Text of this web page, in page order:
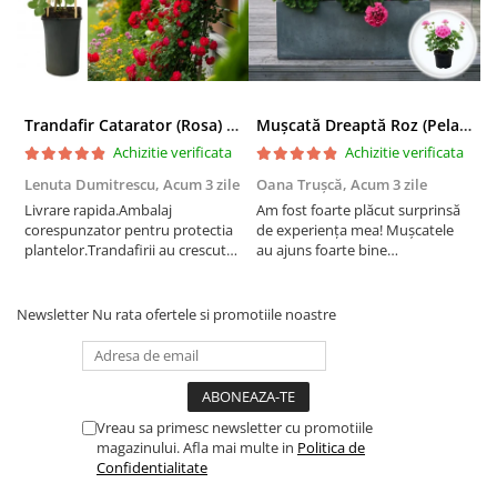
Trandafir Catarator (Rosa) Red Climber - 75cm
Achizitie verificata
Lenuta Dumitrescu, Acum 3 zile
Livrare rapida.Ambalaj
corespunzator pentru protectia
plantelor.Trandafirii au crescut
Mușcată Dreaptă Roz (Pelargonium Zonale)
Achizitie verificata
Oana Trușcă, Acum 3 zile
Am fost foarte plăcut surprinsă
de experiența mea! Mușcatele
au ajuns foarte bine
transportului. Se vede că au fost
Newsletter Nu rata ofertele si promotiile noastre
Vreau sa primesc newsletter cu promotiile
magazinului. Afla mai multe in Politica de
Confidentialitate